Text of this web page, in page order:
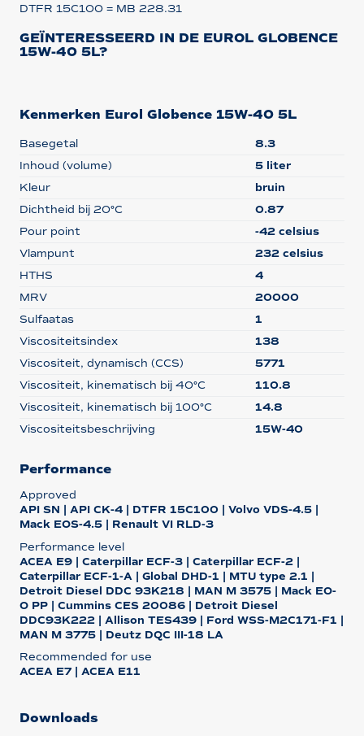
DTFR 15C100 = MB 228.31
GEÏNTERESSEERD IN DE EUROL GLOBENCE
15W-40 5L?
Kenmerken Eurol Globence 15W-40 5L
Basegetal
8.3
Inhoud (volume)
5 liter
Kleur
bruin
Dichtheid bij 20°C
0.87
Pour point
-42 celsius
Vlampunt
232 celsius
HTHS
4
MRV
20000
Sulfaatas
1
Viscositeitsindex
138
Viscositeit, dynamisch (CCS)
5771
Viscositeit, kinematisch bij 40°C
110.8
Viscositeit, kinematisch bij 100°C
14.8
Viscositeitsbeschrijving
15W-40
Performance
Approved
API SN | API CK-4 | DTFR 15C100 | Volvo VDS-4.5 |
Mack EOS-4.5 | Renault VI RLD-3
Performance level
ACEA E9 | Caterpillar ECF-3 | Caterpillar ECF-2 |
Caterpillar ECF-1-A | Global DHD-1 | MTU type 2.1 |
Detroit Diesel DDC 93K218 | MAN M 3575 | Mack EO-
O PP | Cummins CES 20086 | Detroit Diesel
DDC93K222 | Allison TES439 | Ford WSS-M2C171-F1 |
MAN M 3775 | Deutz DQC III-18 LA
Recommended for use
ACEA E7 | ACEA E11
Downloads